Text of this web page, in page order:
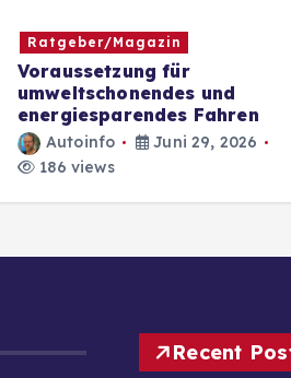
Ratgeber/Magazin
Voraussetzung für
umweltschonendes und
energiesparendes Fahren
Autoinfo
Juni 29, 2026
186 views
Recent